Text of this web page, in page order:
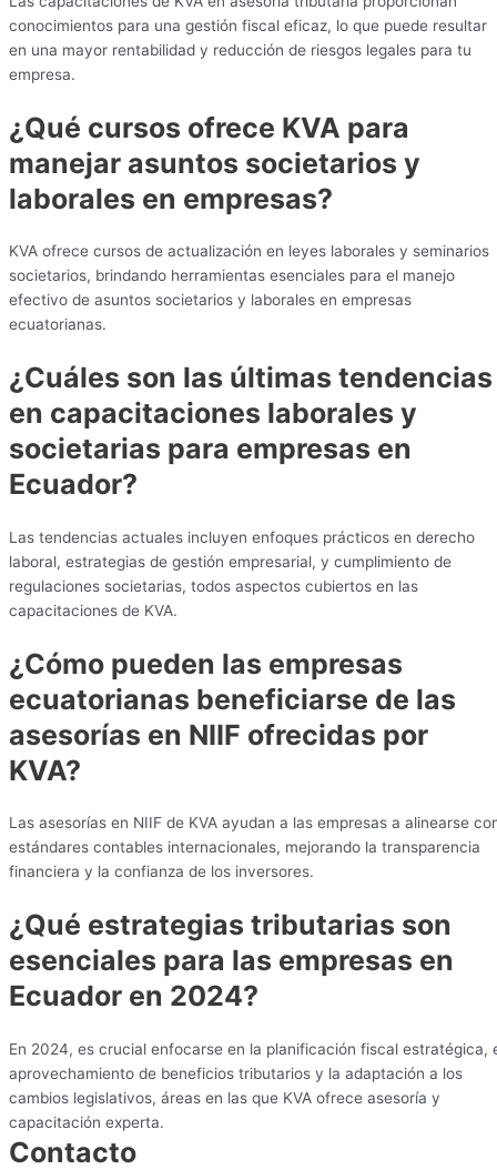
conocimientos para una gestión fiscal eficaz, lo que puede resultar
en una mayor rentabilidad y reducción de riesgos legales para tu
empresa.
¿Qué cursos ofrece KVA para
manejar asuntos societarios y
laborales en empresas?
KVA ofrece cursos de actualización en leyes laborales y seminarios
societarios, brindando herramientas esenciales para el manejo
efectivo de asuntos societarios y laborales en empresas
ecuatorianas.
¿Cuáles son las últimas tendencias
en capacitaciones laborales y
societarias para empresas en
Ecuador?
Las tendencias actuales incluyen enfoques prácticos en derecho
laboral, estrategias de gestión empresarial, y cumplimiento de
regulaciones societarias, todos aspectos cubiertos en las
capacitaciones de KVA.
¿Cómo pueden las empresas
ecuatorianas beneficiarse de las
asesorías en NIIF ofrecidas por
KVA?
Las asesorías en NIIF de KVA ayudan a las empresas a alinearse
estándares contables internacionales, mejorando la transparencia
financiera y la confianza de los inversores.
¿Qué estrategias tributarias son
esenciales para las empresas en
Ecuador en 2024?
En 2024, es crucial enfocarse en la planificación fiscal estratégica,
aprovechamiento de beneficios tributarios y la adaptación a los
cambios legislativos, áreas en las que KVA ofrece asesoría y
capacitación experta.
Contacto